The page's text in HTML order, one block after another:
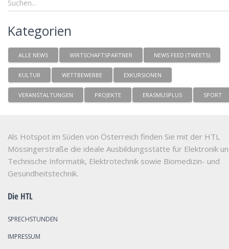
Kategorien
ALLE NEWS WIRTSCHAFTSPARTNER NEWS FEED (TWEETS)
KULTUR WETTBEWERBE EXKURSIONEN
VERANSTALTUNGEN PROJEKTE ERASMUSPLUS SPORT
Als Hotspot im Süden von Österreich finden Sie mit der HTL
Mössingerstraße die ideale Ausbildungsstätte für Elektronik
Technische Informatik, Elektrotechnik sowie Biomedizin- und
Gesundheitstechnik.
Die HTL
SPRECHSTUNDEN
IMPRESSUM